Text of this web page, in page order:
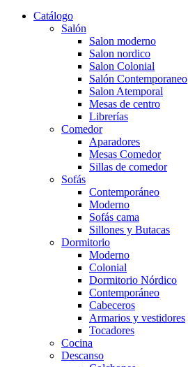
Catálogo
Salón
Salon moderno
Salon nordico
Salon Colonial
Salón Contemporaneo
Salon Atemporal
Mesas de centro
Librerías
Comedor
Aparadores
Mesas Comedor
Sillas de comedor
Sofás
Contemporáneo
Moderno
Sofás cama
Sillones y Butacas
Dormitorio
Moderno
Colonial
Dormitorio Nórdico
Contemporáneo
Cabeceros
Armarios y vestidores
Tocadores
Cocina
Descanso